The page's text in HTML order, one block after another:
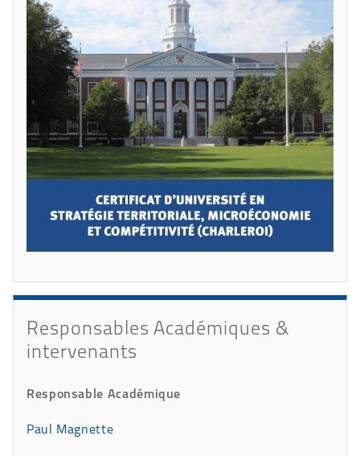
Responsables Académiques &
intervenants
Responsable Académique
Paul Magnette